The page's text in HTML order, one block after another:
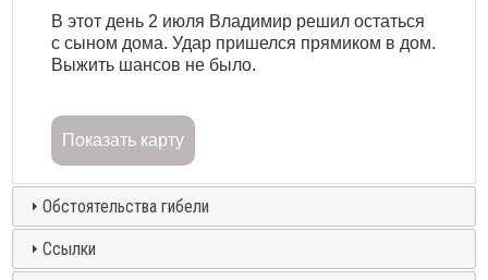
В этот день 2 июля Владимир решил остаться
с сыном дома. Удар пришелся прямиком в дом.
Выжить шансов не было.
Показать карту
Обстоятельства гибели
Ссылки